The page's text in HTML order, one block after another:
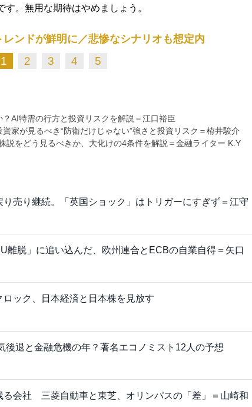
。無用な期待はやめましょう。
レンドが鮮明に／悲惨なシナリオも想定内
1 2 3 4 5
AI特需の行方と投資リスクを解説＝江口裕臣
家が見るべき“防衛だけじゃない”強さと投資リスク＝栫井駿介
説をどう見るべきか、大化けの4条件を解説＝金融ライター K.Y
り売り継続。「英国ショック」はトリガーにすぎず＝江守
離脱」に追い込んだ、欧州連合とECBの自業自得＝矢口
ック、日本経済と日本株を見放す
後退と金融危機の年？著名エコノミスト12人の予想
る会社 三菱自動車と東芝、オリンパスの「差」＝山崎和